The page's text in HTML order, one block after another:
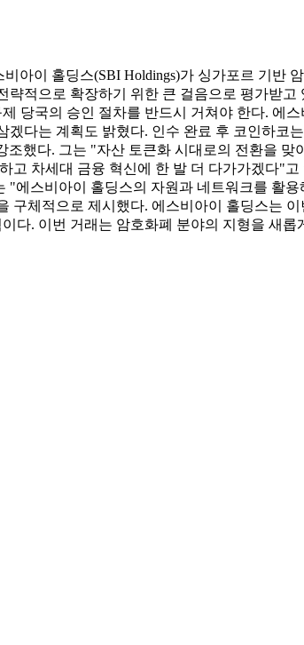
아이 홀딩스(SBI Holdings)가 싱가포르 기반
적으로 확장하기 위한 큰 걸음으로 평가받
당국의 승인 절차를 반드시 거쳐야 한다. 에
다는 계획도 밝혔다. 인수 완료 후 코인하코
조했다. 그는 "자산 토큰화 시대로의 전환을
차세대 금융 혁신에 한 발 더 다가가겠다"
에스비아이 홀딩스의 자원과 네트워크를 활
구체적으로 제시했다. 에스비아이 홀딩스는
다. 이번 거래는 암호화폐 분야의 지형을 새